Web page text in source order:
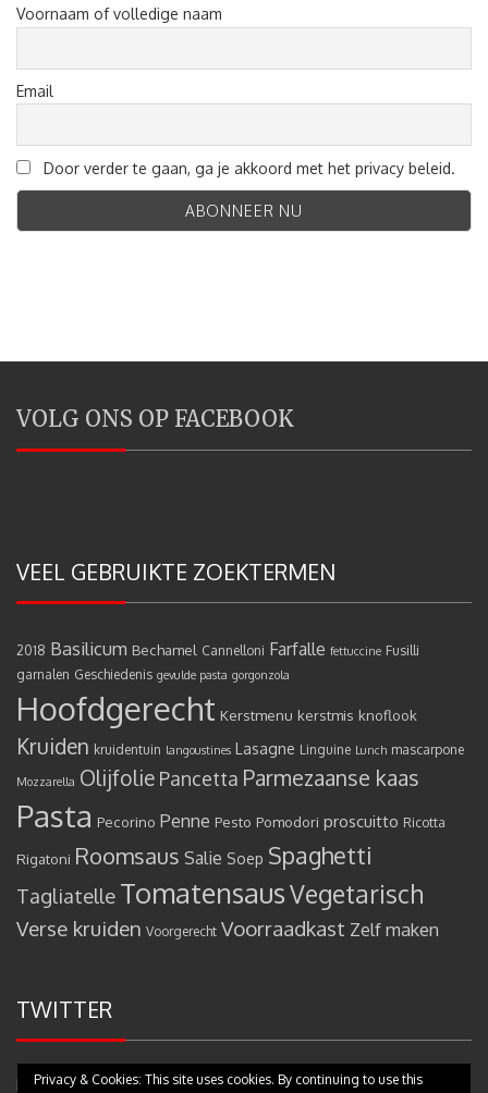
Voornaam of volledige naam
Email
Door verder te gaan, ga je akkoord met het privacy beleid.
VOLG ONS OP FACEBOOK
VEEL GEBRUIKTE ZOEKTERMEN
2018 Basilicum Bechamel Cannelloni Farfalle fettuccine Fusilli
garnalen Geschiedenis gevulde pasta gorgonzola
Hoofdgerecht Kerstmenu kerstmis knoflook
Kruiden kruidentuin langoustines Lasagne Linguine Lunch mascarpone
Mozzarella Olijfolie Pancetta Parmezaanse kaas
Pasta Pecorino Penne Pesto Pomodori proscuitto Ricotta
Rigatoni Roomsaus Salie Soep Spaghetti
Tagliatelle TomatensausVegetarisch
Verse kruiden Voorgerecht Voorraadkast Zelf maken
TWITTER
Mijn tweets
Privacy & Cookies: This site uses cookies. By continuing to use this